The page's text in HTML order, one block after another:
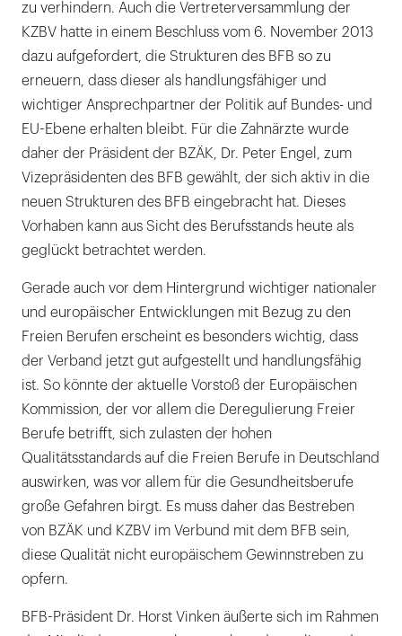
zu verhindern. Auch die Vertreterversammlung der
KZBV hatte in einem Beschluss vom 6. November 2013
dazu aufgefordert, die Strukturen des BFB so zu
erneuern, dass dieser als handlungsfähiger und
wichtiger Ansprechpartner der Politik auf Bundes- und
EU-Ebene erhalten bleibt. Für die Zahnärzte wurde
daher der Präsident der BZÄK, Dr. Peter Engel, zum
Vizepräsidenten des BFB gewählt, der sich aktiv in die
neuen Strukturen des BFB eingebracht hat. Dieses
Vorhaben kann aus Sicht des Berufsstands heute als
geglückt betrachtet werden.
Gerade auch vor dem Hintergrund wichtiger nationaler
und europäischer Entwicklungen mit Bezug zu den
Freien Berufen erscheint es besonders wichtig, dass
der Verband jetzt gut aufgestellt und handlungsfähig
ist. So könnte der aktuelle Vorstoß der Europäischen
Kommission, der vor allem die Deregulierung Freier
Berufe betrifft, sich zulasten der hohen
Qualitätsstandards auf die Freien Berufe in Deutschland
auswirken, was vor allem für die Gesundheitsberufe
große Gefahren birgt. Es muss daher das Bestreben
von BZÄK und KZBV im Verbund mit dem BFB sein,
diese Qualität nicht europäischem Gewinnstreben zu
opfern.
BFB-Präsident Dr. Horst Vinken äußerte sich im Rahmen